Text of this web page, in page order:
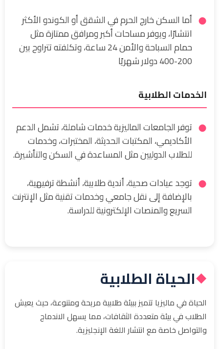
أما السكن خارج الحرم في الشقق أو الكوندو الأكثر
انتشارًا، ويوفر مساحات أكبر ومرافق ممتازة مثل
حمام السباحة والأمن 24 ساعة، وتكلفته تتراوح بين
200-400 دولار شهريًا
الخدمات الطلابية
توفر الجامعات الماليزية خدمات شاملة، تشمل الدعم
الأكاديمي، المكتبات الحديثة، المختبرات، وخدمات
للطلاب الدوليين مثل المساعدة في السكن والتأشيرة.
توجد عيادات صحية، أندية طلابية، أنشطة ترفيهية،
بالإضافة إلى نقل جامعي وخدمات تقنية مثل الإنترنت
السريع والمنصات الإلكترونية للدراسة.
◆الحياة الطلابية
الحياة في ماليزيا تتميز ببيئة طلابية مريحة ومتنوعة، حيث يعيش
الطلاب في بيئة متعددة الثقافات، مما يسهل الاندماج
والتواصل خاصة مع انتشار اللغة الإنجليزية.